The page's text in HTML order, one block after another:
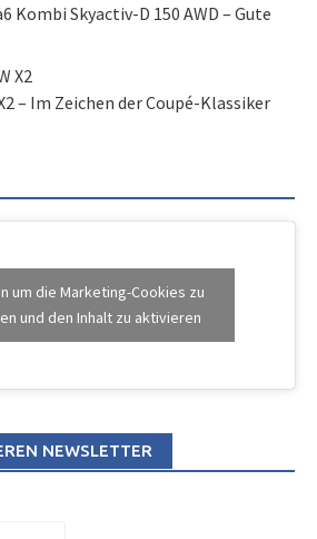
Kombi Skyactiv-D 150 AWD – Gute
– Im Zeichen der Coupé-Klassiker
um die Marketing-Cookies zu
und den Inhalt zu aktivieren
NEWSLETTER